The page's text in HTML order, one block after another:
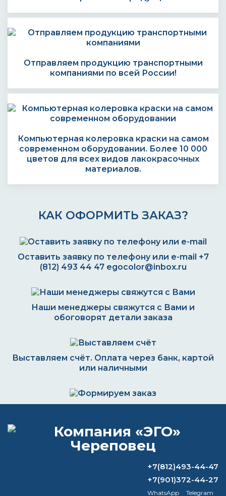
Отправляем продукцию транспортными
компаниями по всей России!
Компьютерная колеровка краски на самом
современном оборудовании. Более 10 000
цветов для всех видов лакокрасочных
материалов.
КАК ОФОРМИТЬ ЗАКАЗ?
Оставить заявку по телефону или e-mail +7
(812) 493 44 47 egocolor@inbox.ru
Наши менеджеры свяжутся с Вами и
обоговорят детали заказа
Выставляем счёт. Оплата через банк, картой
или наличными
ВОПРОС-ОТВЕТ
+7(812)493-44-47
+7(901)372-44-27
WhatsApp Telegram